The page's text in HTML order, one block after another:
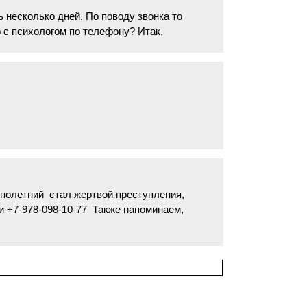
дней. По поводу звонка то
психологом по телефону? Итак,
стал жертвой преступления,
+7-978-098-10-77 Также напоминаем,